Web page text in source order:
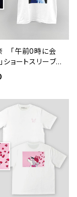
「午前0時に会
ショートスリーブT